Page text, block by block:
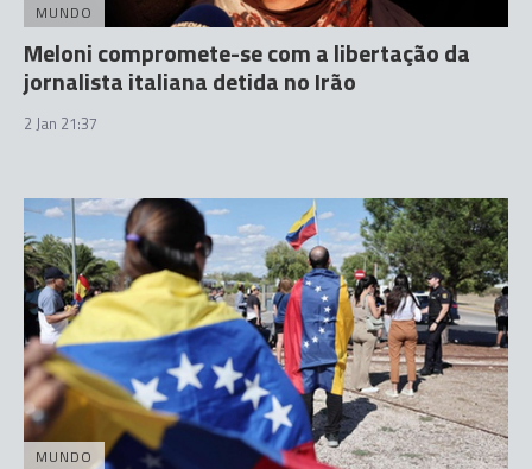
MUNDO
Meloni compromete-se com a libertação da
jornalista italiana detida no Irão
2 Jan 21:37
MUNDO